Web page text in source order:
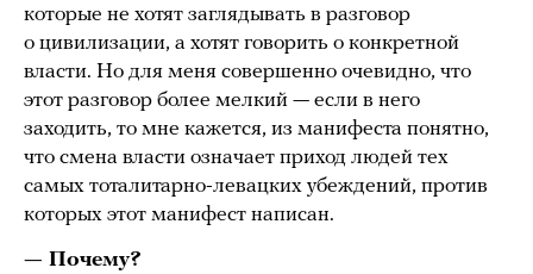
которые не хотят заглядывать в разговор
о цивилизации, а хотят говорить о конкретной
власти. Но для меня совершенно очевидно, что
этот разговор более мелкий — если в него
заходить, то мне кажется, из манифеста понятно,
что смена власти означает приход людей тех
самых тоталитарно-левацких убеждений, против
которых этот манифест написан.
— Почему?